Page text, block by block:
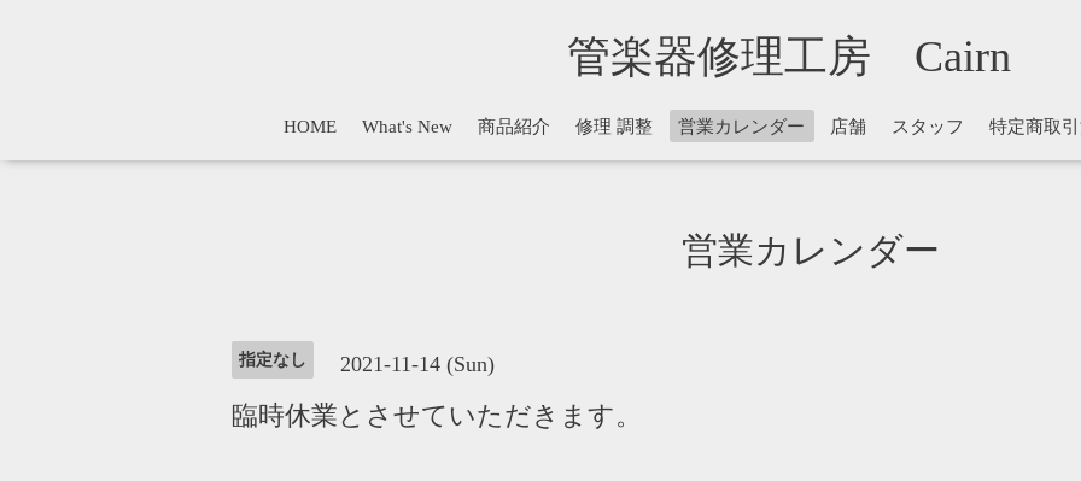
管楽器修理工房 Cairn
HOME What's New 商品紹介 修理 調整 営業カレンダー 店舗 スタッフ 特定商取
営業カレンダー
指定なし 2021-11-14 (Sun)
臨時休業とさせていただきます。